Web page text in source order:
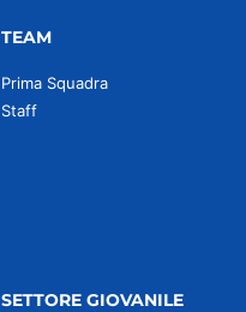
TEAM
Prima Squadra
Staff
SETTORE GIOVANILE